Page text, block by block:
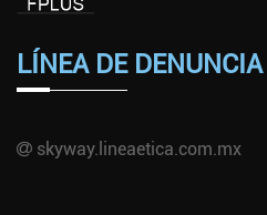
LÍNEA DE DENUNCIA
skyway.lineaetica.com.mx